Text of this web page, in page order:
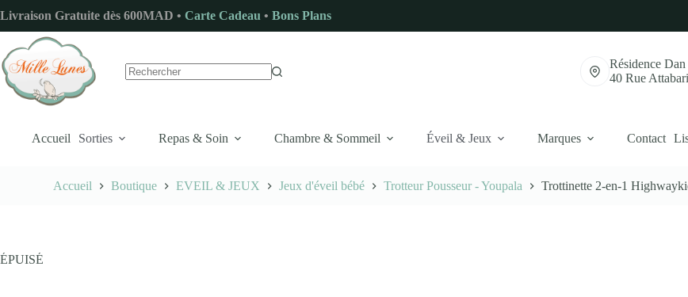
au
contenu
Livraison Gratuite dès 600MAD • Carte Cadeau • Bons Plans
Résidence
40 Rue
Accueil Sorties Repas & Soin Chambre & Sommeil Éveil & Jeux Marques Contact
Accueil Boutique EVEIL & JEUX Jeux d'éveil bébé Trotteur Pousseur - Youpala Trottinette 2-en-1
ÉPUISÉ